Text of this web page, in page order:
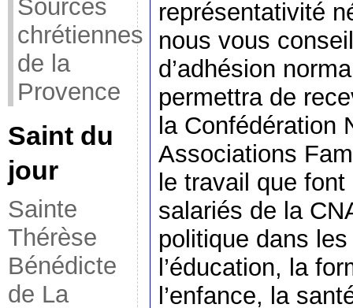
Sources
chrétiennes
de la
Provence
Saint du
jour
Sainte
Thérèse
Bénédicte
de La
représentativité
nous vous
d’adhésion
permettra de
la Confédération
Associations
le travail que
salariés de la
politique dans
l’éducation, la
l’enfance, la